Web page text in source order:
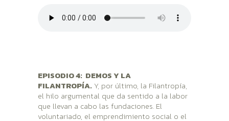
EPISODIO 4: DEMOS Y LA
FILANTROPÍA. Y, por último, la Filantropía,
el hilo argumental que da sentido a la labor
que llevan a cabo las fundaciones. El
voluntariado, el emprendimiento social o el